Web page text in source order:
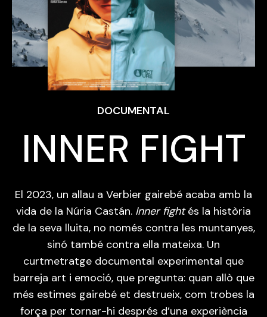
DOCUMENTAL
INNER FIGHT
El 2023, un allau a Verbier gairebé acaba amb la
vida de la Núria Castán. Inner fightés la història
de la seva lluita, no només contra les muntanyes,
sinó també contra ella mateixa. Un
curtmetratge documental experimental que
barreja art i emoció, que pregunta: quan allò que
més estimes gairebé et destrueix, com trobes la
força per tornar-hi després d’una experiència